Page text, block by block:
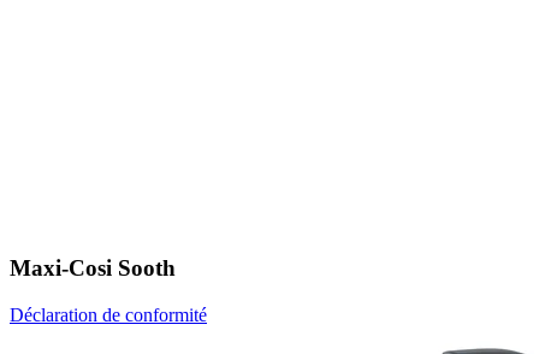
Maxi-Cosi Sooth
Déclaration de conformité